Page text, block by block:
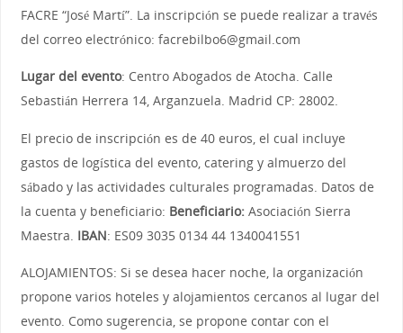
FACRE “José Martí”. La inscripción se puede realizar a través
del correo electrónico: facrebilbo6@gmail.com
Lugar del evento: Centro Abogados de Atocha. Calle
Sebastián Herrera 14, Arganzuela. Madrid CP: 28002.
El precio de inscripción es de 40 euros, el cual incluye
gastos de logística del evento, catering y almuerzo del
sábado y las actividades culturales programadas. Datos de
la cuenta y beneficiario: Beneficiario:Asociación Sierra
Maestra. IBAN: ES09 3035 0134 44 1340041551
ALOJAMIENTOS: Si se desea hacer noche, la organización
propone varios hoteles y alojamientos cercanos al lugar del
evento. Como sugerencia, se propone contar con el